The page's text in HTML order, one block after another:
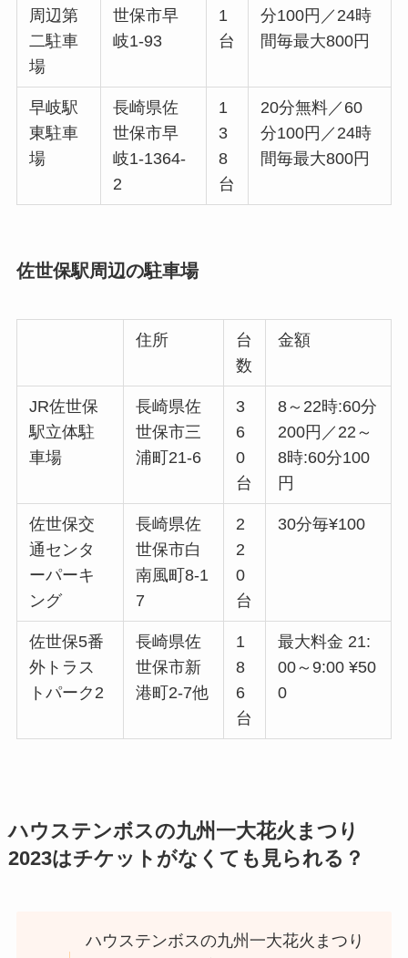
周辺第
二駐車
場
世保市早
岐1-93
1
台
分100円／24時
間毎最大800円
早岐駅
東駐車
場
長崎県佐
世保市早
岐1-1364-
2
1
3
8
台
20分無料／60
分100円／24時
間毎最大800円
佐世保駅周辺の駐車場
住所
台
数
金額
JR佐世保
駅立体駐
車場
長崎県佐
世保市三
浦町21-6
3
6
0
台
8～22時:60分
200円／22～
8時:60分100
円
佐世保交
通センタ
ーパーキ
ング
長崎県佐
世保市白
南風町8-1
7
2
2
0
台
30分毎¥100
佐世保5番
外トラス
トパーク2
長崎県佐
世保市新
港町2-7他
1
8
6
台
最大料金 21:
00～9:00 ¥50
0
ハウステンボスの九州一大花火まつり
2023はチケットがなくても見られる？
ハウステンボスの九州一大花火まつり